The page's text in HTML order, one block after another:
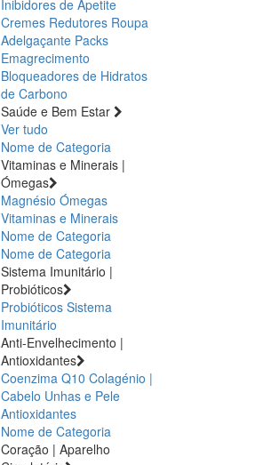
Inibidores de Apetite
Cremes Redutores Roupa
Adelgaçante Packs
Emagrecimento
Bloqueadores de Hidratos
de Carbono
Saúde e Bem Estar
Ver tudo
Nome de Categoria
Vitaminas e Minerais |
Ómegas
Magnésio Ómegas
Vitaminas e Minerais
Nome de Categoria
Nome de Categoria
Sistema Imunitário |
Probióticos
Probióticos Sistema
Imunitário
Anti-Envelhecimento |
Antioxidantes
Coenzima Q10 Colagénio |
Cabelo Unhas e Pele
Antioxidantes
Nome de Categoria
Coração | Aparelho